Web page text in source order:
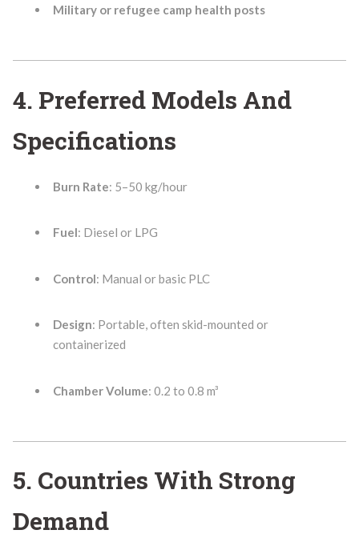
Military or refugee camp health posts
4. Preferred Models And
Specifications
Burn Rate: 5–50 kg/hour
Fuel: Diesel or LPG
Control: Manual or basic PLC
Design: Portable, often skid-mounted or
containerized
Chamber Volume: 0.2 to 0.8 m³
5. Countries With Strong
Demand